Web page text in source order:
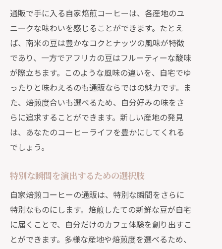
多彩な選択肢からお気に入りを見つけ
る
フレーバープロファイルの理解
自分のテイストに合ったコーヒー選び
焙煎度合いと味の関係
コーヒーの冒険を始める第一歩
試行錯誤で見つける理想の一杯
便利さと新鮮さを両立する通販のコーヒー
体験
さ
毎日の習慣に組み込む手軽さ
忙しい日々にこそ欲しい焙煎したての
香り
手軽にプロ品質のコーヒーを楽しむ
通販で手に入る自家焙煎コーヒーは、各産地のユ
ニークな味わいを感じることができます。たとえ
ば、南米の豆は豊かなコクとナッツの風味が特徴
であり、一方でアフリカの豆はフルーティーな酸味
が際立ちます。このような風味の違いを、自宅でゆ
ったりと味わえるのも通販ならではの魅力です。ま
た、焙煎度合いも選べるため、自分好みの味をさ
らに追求することができます。新しい産地の発見
は、あなたのコーヒーライフを豊かにしてくれる
でしょう。
特別な瞬間を演出するための選択肢
自家焙煎コーヒーの通販は、特別な瞬間をさらに
特別なものにします。焙煎したての新鮮な豆が自宅
に届くことで、自分だけのカフェ体験を創り出すこ
とができます。多様な産地や焙煎度を選べるため、